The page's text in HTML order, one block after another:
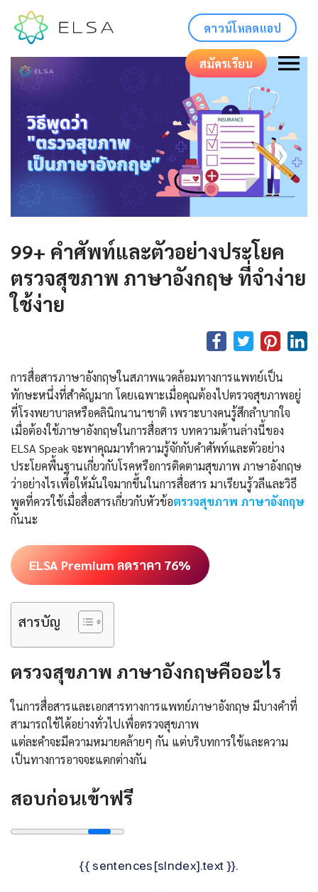
ดาวน์โหลดแอป
สมัครเรียน
99+ คำศัพท์และตัวอย่างประโยค
ตรวจสุขภาพ ภาษาอังกฤษ ที่จำง่าย
ใช้ง่าย
การสื่อสารภาษาอังกฤษในสภาพแวดล้อมทางการแพทย์เป็น
ทักษะหนึ่งที่สำคัญมาก โดยเฉพาะเมื่อคุณต้องไปตรวจสุขภาพอยู่
ที่โรงพยาบาลหรือคลินิกนานาชาติ เพราะบางคนรู้สึกลำบากใจ
เมื่อต้องใช้ภาษาอังกฤษในการสื่อสาร บทความด้านล่างนี้ของ
ELSA Speak จะพาคุณมาทำความรู้จักกับคำศัพท์และตัวอย่าง
ประโยคพื้นฐานเกี่ยวกับโรคหรือการติดตามสุขภาพ ภาษาอังกฤษ
ว่าอย่างไรเพื่อให้มั่นใจมากขึ้นในการสื่อสาร มาเรียนรู้วลีและวิธี
พูดที่ควรใช้เมื่อสื่อสารเกี่ยวกับหัวข้อตรวจสุขภาพ ภาษาอังกฤษ
กันนะ
ELSA Premium ลดราคา 76%
สารบัญ
ตรวจสุขภาพ ภาษาอังกฤษคืออะไร
ในการสื่อสารและเอกสารทางการแพทย์ภาษาอังกฤษ มีบางคำที่
สามารถใช้ได้อย่างทั่วไปเพื่อตรวจสุขภาพ
แต่ละคำจะมีความหมายคล้ายๆ กัน แต่บริบทการใช้และความ
เป็นทางการอาจจะแตกต่างกัน
สอบก่อนเข้าฟรี
{{ sentences[sIndex].text }}.